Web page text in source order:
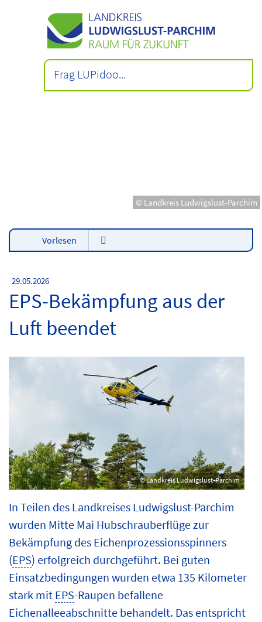
© Landkreis Ludwigslust-Parchim
Vorlesen
29.05.2026
EPS-Bekämpfung aus der
Luft beendet
© Landkreis Ludwigslust-Parchim
In Teilen des Landkreises Ludwigslust-Parchim
wurden Mitte Mai Hubschrauberflüge zur
Bekämpfung des Eichenprozessionsspinners
(EPS) erfolgreich durchgeführt. Bei guten
Einsatzbedingungen wurden etwa 135 Kilometer
stark mit EPS-Raupen befallene
Eichenalleeabschnitte behandelt. Das entspricht